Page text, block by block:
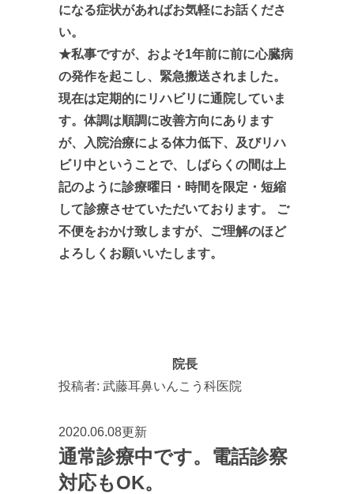
になる症状があればお気軽にお話くださ
い。
★私事ですが、およそ1年前に前に心臓病
の発作を起こし、緊急搬送されました。
現在は定期的にリハビリに通院していま
す。体調は順調に改善方向にあります
が、入院治療による体力低下、及びリハ
ビリ中ということで、しばらくの間は上
記のように診療曜日・時間を限定・短縮
して診療させていただいております。 ご
不便をおかけ致しますが、ご理解のほど
よろしくお願いいたします。
院長
投稿者: 武藤耳鼻いんこう科医院
2020.06.08更新
通常診療中です。電話診察
対応もOK。